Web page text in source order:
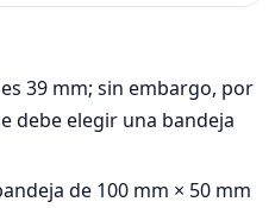
39 mm; sin embargo, por
debe elegir una bandeja
de 100 mm × 50 mm